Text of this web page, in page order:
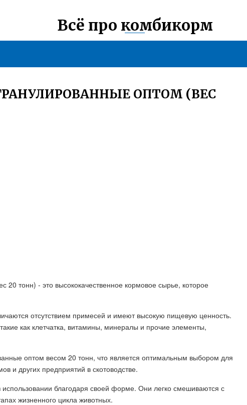
Всё про комбикорм
ОПТОМ (ВЕС
тонн) - это высококачественное кормовое сырье, которое
отсутствием примесей и имеют высокую пищевую ценность.
как клетчатка, витамины, минералы и прочие элементы,
оптом весом 20 тонн, что является оптимальным выбором для
и других предприятий в скотоводстве.
благодаря своей форме. Они легко смешиваются с
жизненного цикла животных.